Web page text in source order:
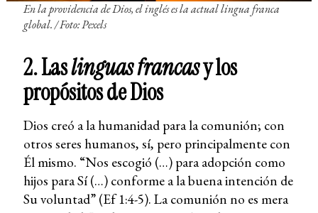
En la providencia de Dios, el inglés es la actuallingua franca
global. / Foto: Pexels
2. Laslinguas francasy los
propósitos de Dios
Dios creó a la humanidad para la comunión; con
otros seres humanos, sí, pero principalmente con
Él mismo. “Nos escogió (…) para adopción como
hijos para Sí (…) conforme a la buena intención de
Su voluntad” (Ef 1:4-5). La comunión no es mera